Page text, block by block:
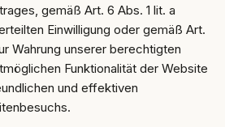
gemäß Art. 6 Abs. 1 lit. a
Einwilligung oder gemäß Art.
Wahrung unserer berechtigten
Funktionalität der Website
und effektiven